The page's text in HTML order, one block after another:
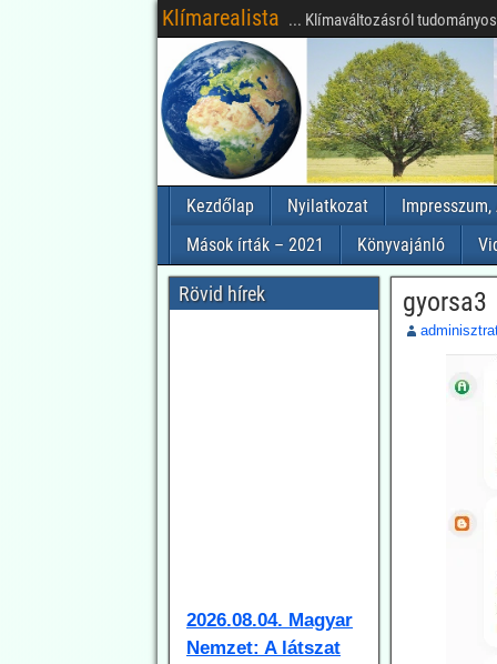
Klímarealista ... Klímaváltozásról
Kezdőlap Nyilatkozat
Mások írták – 2021
Könyvajánló
gyorsa3
Rövid hírek
csal: az extrém
hőhullámok